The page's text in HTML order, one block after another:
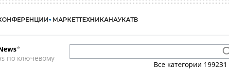
МАРКЕТТЕХНИКАНАУКАТВ
*
по ключевому
Все категории 199231